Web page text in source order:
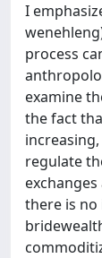
I
process
examine
the fact
regulate
there is